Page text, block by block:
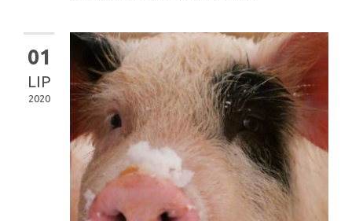
01
LIP
2020